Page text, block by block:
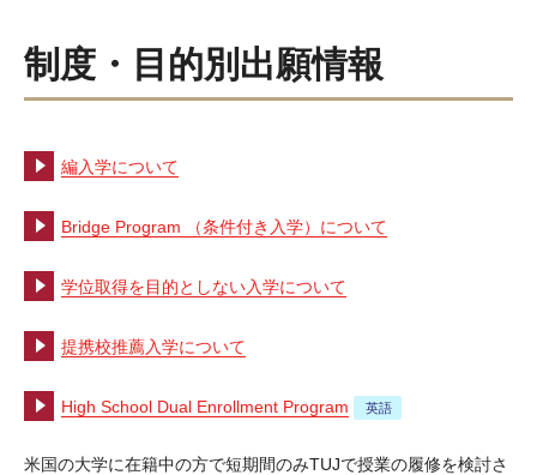
制度・目的別出願情報
編入学について
Bridge Program （条件付き入学）について
学位取得を目的としない入学について
提携校推薦入学について
High School Dual Enrollment Program
米国の大学に在籍中の方で短期間のみTUJで授業の履修を検討さ